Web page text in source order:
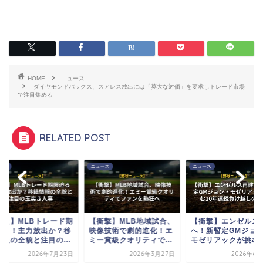
HOME
ニュース
ダイヤモンドバックス、スアレス放出には「莫大な対価」を要求しトレード市場
で注目集める
RELATED POST
報】MLBトレード期
る！主力放出か？移
報の全貌と注目の...
2026年7月23日
ニュース
【衝撃】MLB地域試合、
映像技術で劇的進化！エ
ミー賞級クオリティで...
2026年3月27日
ニュース
【衝撃】エンゼルス
へ！新暫定GMジョ
モゼリアックが挑む
2026年6